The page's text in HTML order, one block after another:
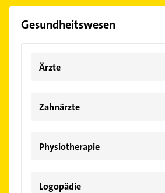
Gesundheitswesen
Ärzte
Zahnärzte
Physiotherapie
Logopädie